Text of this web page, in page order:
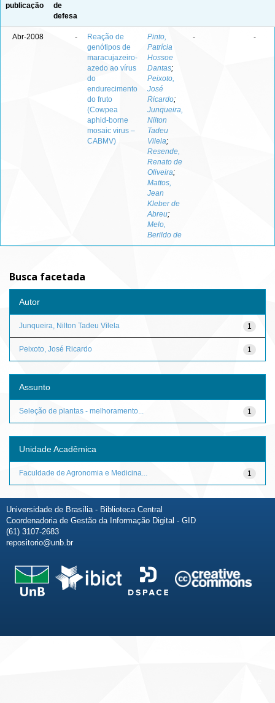
publicação
de
defesa
Abr-2008 -
Reação de
genótipos de
maracujazeiro-
azedo ao vírus
do
endurecimento
do fruto
(Cowpea
aphid-borne
mosaic virus –
CABMV)
Pinto,
Patrícia
Hossoe
Dantas;
Peixoto,
José
Ricardo;
Junqueira,
Nilton
Tadeu
Vilela;
Resende,
Renato de
Oliveira;
Mattos,
Jean
Kleber de
Abreu;
Melo,
Berildo de
- -
Busca facetada
Autor
1
Junqueira, Nilton Tadeu Vilela
1
Peixoto, José Ricardo
Assunto
1
Seleção de plantas - melhoramento...
Unidade Acadêmica
1
Faculdade de Agronomia e Medicina...
Universidade de Brasília - Biblioteca Central
Coordenadoria de Gestão da Informação Digital - GID
(61) 3107-2683
repositorio@unb.br